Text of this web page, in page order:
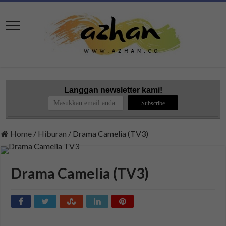
Langgan newsletter kami!
Home / Hiburan / Drama Camelia (TV3)
Drama Camelia (TV3)